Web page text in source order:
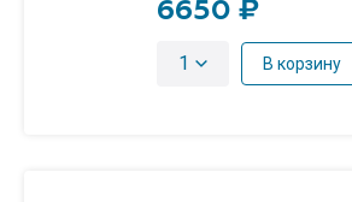
6650 ₽
1 В корзину